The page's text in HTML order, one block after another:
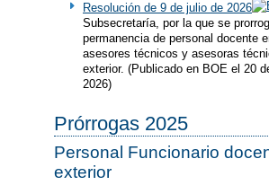
Resolución de 9 de julio de 2026
Subsecretaría, por la que se
permanencia de personal docente
asesores técnicos y asesoras
exterior. (Publicado en BOE el 20
2026)
Prórrogas 2025
Personal Funcionario
exterior